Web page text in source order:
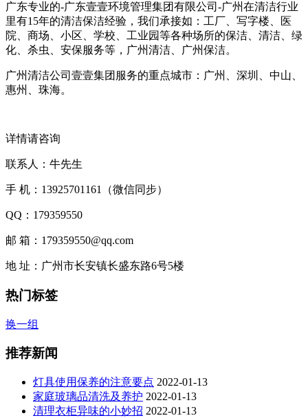
广东专业的-广东壹壹环境管理集团有限公司-广州在清洁行业
里有15年的清洁保洁经验，我们承接如：工厂、写字楼、医
院、商场、小区、学校、工业园等各种场所的保洁、清洁、绿
化、杀虫、安保服务等，广州清洁、广州保洁。
广州清洁公司壹壹集团服务的重点城市：广州、深圳、中山、
惠州、珠海。
详情请咨询
联系人：牛先生
手 机：13925701161（微信同步）
QQ：179359550
邮 箱：179359550@qq.com
地 址：广州市长安镇长盛东路6号5楼
热门标签
换一组
推荐新闻
灯具使用保养的注意要点 2022-01-13
家庭玻璃品清洗及养护 2022-01-13
清理衣柜异味的小妙招 2022-01-13